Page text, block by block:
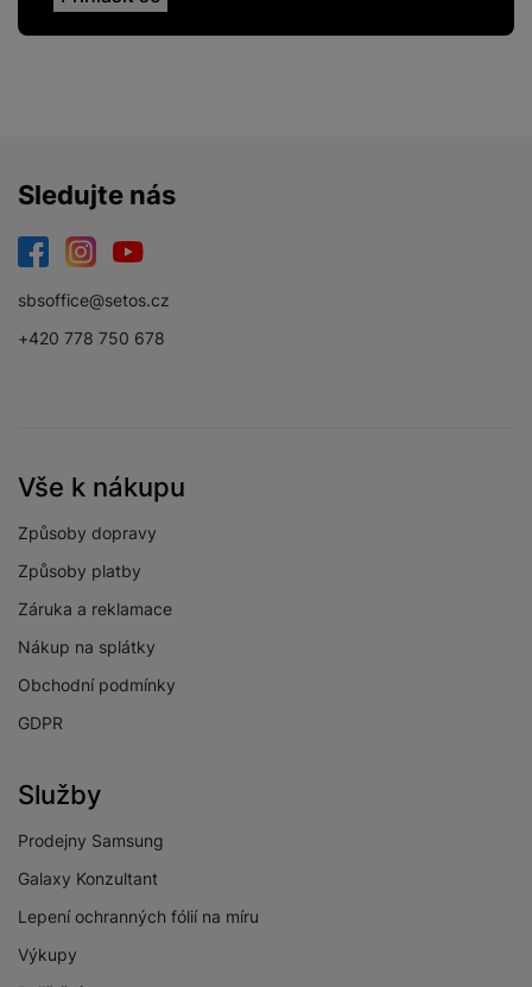
Sledujte nás
sbsoffice@setos.cz
+420 778 750 678
Vše k nákupu
Způsoby dopravy
Způsoby platby
Záruka a reklamace
Nákup na splátky
Obchodní podmínky
GDPR
Služby
Prodejny Samsung
Galaxy Konzultant
Lepení ochranných fólií na míru
Výkupy